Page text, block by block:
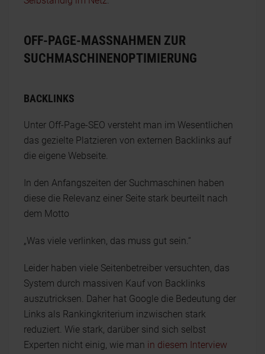
OFF-PAGE-MASSNAHMEN ZUR S
UCHMASCHINENOPTIMIERUNG
BACKLINKS
Unter Off-Page-SEO versteht man im Wesentlichen
das gezielte Platzieren von externen Backlinks auf
die eigene Webseite.
In den Anfangszeiten der Suchmaschinen haben
diese die Relevanz einer Seite stark beurteilt nach
dem Motto
„Was viele verlinken, das muss gut sein.“
Leider haben viele Seitenbetreiber versuchten, das
System durch massiven Kauf von Backlinks
auszutricksen. Daher hat Google die Bedeutung der
Links als Rankingkriterium inzwischen stark
reduziert. Wie stark, darüber sind sich selbst
Experten nicht einig, wie man in diesem Interview